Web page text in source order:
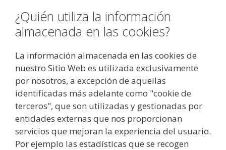
¿Quién utiliza la información
almacenada en las cookies?
La información almacenada en las cookies de
nuestro Sitio Web es utilizada exclusivamente
por nosotros, a excepción de aquellas
identificadas más adelante como "cookie de
terceros", que son utilizadas y gestionadas por
entidades externas que nos proporcionan
servicios que mejoran la experiencia del usuario.
Por ejemplo las estadísticas que se recogen